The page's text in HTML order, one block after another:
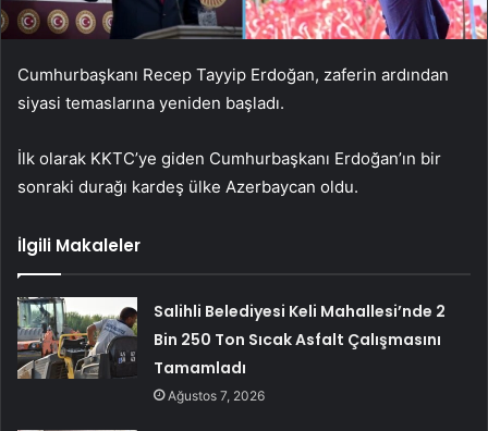
Cumhurbaşkanı Recep Tayyip Erdoğan, zaferin ardından
siyasi temaslarına yeniden başladı.
İlk olarak KKTC’ye giden Cumhurbaşkanı Erdoğan’ın bir
sonraki durağı kardeş ülke Azerbaycan oldu.
İlgili Makaleler
Salihli Belediyesi Keli Mahallesi’nde 2
Bin 250 Ton Sıcak Asfalt Çalışmasını
Tamamladı
Ağustos 7, 2026